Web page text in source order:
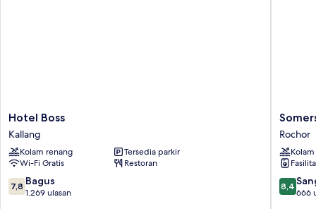
Hotel
Boss
Kallang
Hotel Boss
Kallang
Kolam renang
Tersedia parkir
Wi-Fi Gratis
Restoran
7.8
dari
7,8 Bagus
1.269 ulasan
Rochor
Rochor
8.4
dari
8,4
666